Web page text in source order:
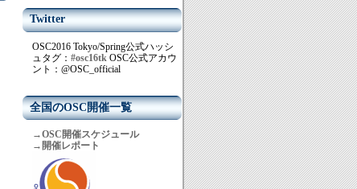
Twitter
OSC2016 Tokyo/Spring公式ハッシ
ュタグ： #osc16tk OSC公式アカウ
ント：@OSC_official
全国のOSC開催一覧
→OSC開催スケジュール
→開催レポート